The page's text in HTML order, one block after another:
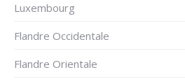
Luxembourg
Flandre Occidentale
Flandre Orientale